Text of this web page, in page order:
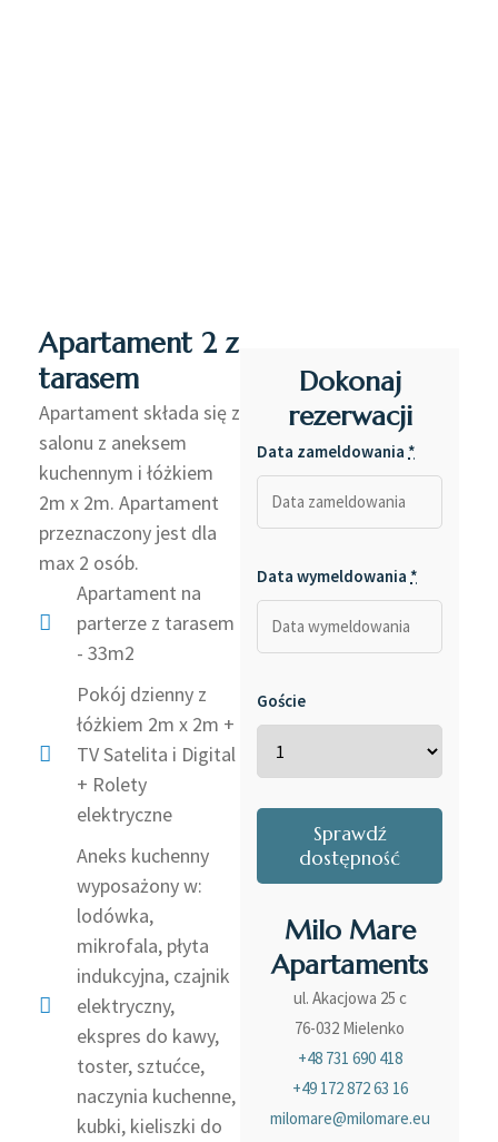
Apartament 2 z
tarasem
Apartament składa się z
salonu z aneksem
kuchennym i łóżkiem
2m x 2m. Apartament
przeznaczony jest dla
max 2 osób.
Apartament na
parterze z tarasem
- 33m2
Pokój dzienny z
łóżkiem 2m x 2m +
TV Satelita i Digital
+ Rolety
elektryczne
Aneks kuchenny
wyposażony w:
lodówka,
mikrofala, płyta
indukcyjna, czajnik
elektryczny,
ekspres do kawy,
toster, sztućce,
naczynia kuchenne,
kubki, kieliszki do
Dokonaj
rezerwacji
Data zameldowania *
Data wymeldowania *
Goście
Milo Mare
Apartaments
ul. Akacjowa 25 c
76-032 Mielenko
+48 731 690 418
+49 172 872 63 16
milomare@milomare.eu